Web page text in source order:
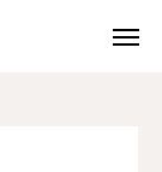
租税心理学 №10 20年前の債権の処理